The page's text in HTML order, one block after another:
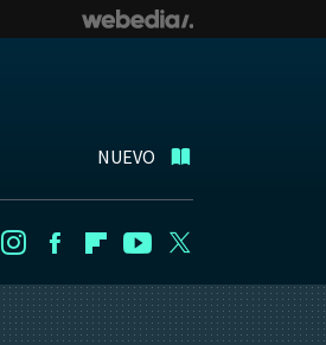
NUEVO
InstagramFacebookFlipboard
Youtube